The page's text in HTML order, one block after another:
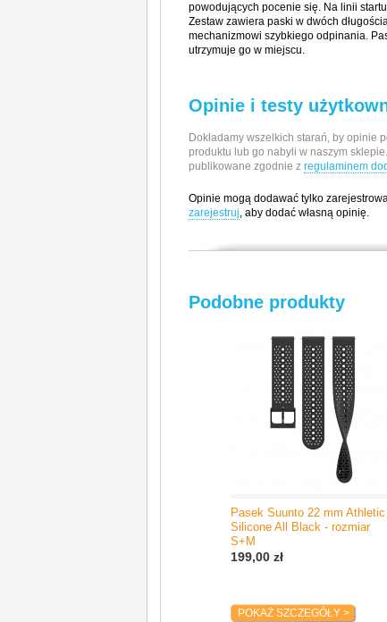
powodujących pocenie się. Na linii
Zestaw zawiera paski w dwóch
mechanizmowi szybkiego odpinania.
utrzymuje go w miejscu.
Opinie i testy
Dokładamy wszelkich starań, by opinie
produktu lub go nabyli w naszym
publikowane zgodnie z regulaminem
Opinie mogą dodawać tylko
zarejestruj, aby dodać własną opinię.
Producent / Importer
Tammiston Kauppatie 7A
Podobne produkty
Pasek Suunto 22 mm
Silicone All Black - rozmiar
S+M
199,00 zł
POKAŻ SZCZEGÓŁY >